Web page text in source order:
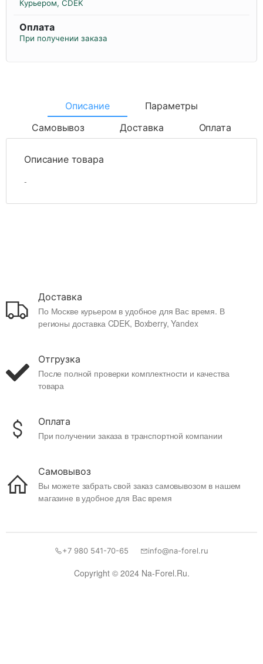
Курьером, CDEK
Оплата
При получении заказа
Описание
Параметры
Самовывоз
Доставка Оплата
Описание товара
-
Доставка
По Москве курьером в удобное для Вас время. В
регионы доставка CDEK, Boxberry, Yandex
Отгрузка
После полной проверки комплектности и качества
товара
Оплата
При получении заказа в транспортной компании
Самовывоз
Вы можете забрать свой заказ самовывозом в нашем
магазине в удобное для Вас время
Copyright © 2024 Na-Forel.Ru.
+7 980 541-70-65 info@na-forel.ru